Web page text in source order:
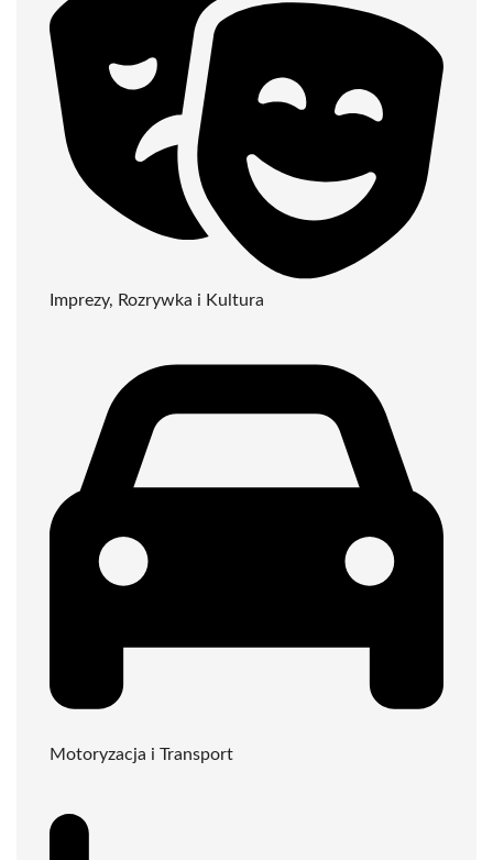
Imprezy, Rozrywka i Kultura
Motoryzacja i Transport